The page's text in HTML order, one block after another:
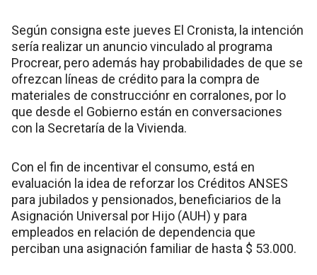
Según consigna este jueves El Cronista, la intención
sería realizar un anuncio vinculado al programa
Procrear, pero además hay probabilidades de que se
ofrezcan líneas de crédito para la compra de
materiales de construcciónr en corralones, por lo
que desde el Gobierno están en conversaciones
con la Secretaría de la Vivienda.
Con el fin de incentivar el consumo, está en
evaluación la idea de reforzar los Créditos ANSES
para jubilados y pensionados, beneficiarios de la
Asignación Universal por Hijo (AUH) y para
empleados en relación de dependencia que
perciban una asignación familiar de hasta $ 53.000.